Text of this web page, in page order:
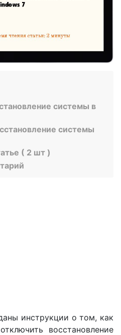
системы в
системы
( 2 шт )
инструкции о том, как
восстановление